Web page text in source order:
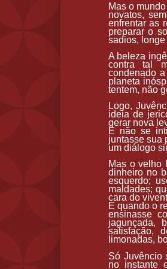
Mas o
novatos,
enfrentar as
preparar o
sadios,
A beleza
contra tal
condenado
planeta
tentem, não
Logo,
ideia de
gerar nova
E não se
juntasse sua
um diálogo
Mas o velho
dinheiro no
esquerdo;
maldades;
cara do
E quando o
ensinasse
jagunçada,
satisfação,
limonadas,
Só Juvêncio
no instante